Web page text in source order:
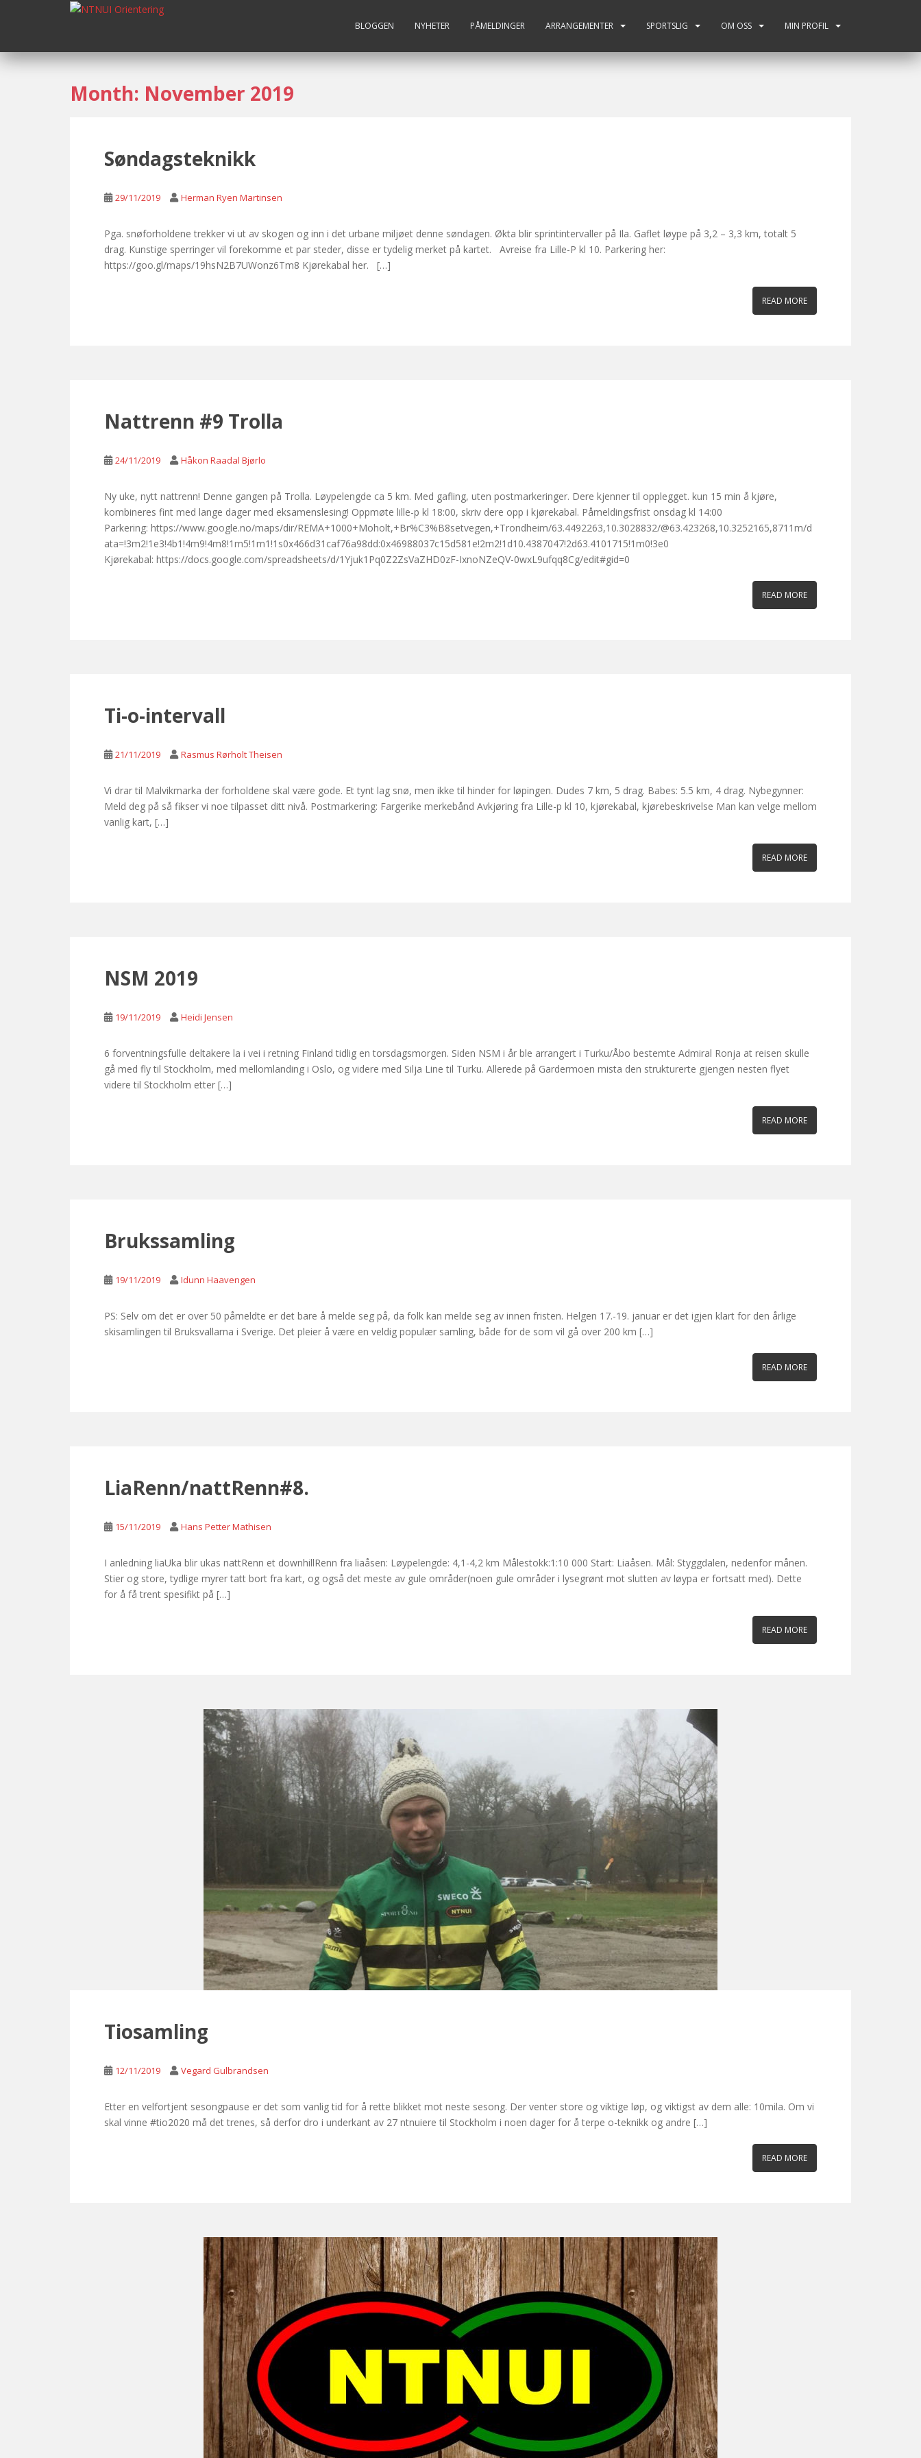
p
BLOGGEN NYHETER PÅMELDINGER ARRANGEMENTER SPORTSLIG OM OSS MIN PROFIL
Month: November 2019
Søndagsteknikk
29/11/2019 Herman Ryen Martinsen
Pga. snøforholdene trekker vi ut av skogen og inn i det urbane miljøet denne søndagen. Økta blir sprintintervaller på Ila. Gaflet løype på 3,2 – 3,3 km, totalt 5
drag. Kunstige sperringer vil forekomme et par steder, disse er tydelig merket på kartet. Avreise fra Lille-P kl 10. Parkering her:
https://goo.gl/maps/19hsN2B7UWonz6Tm8 Kjørekabal her. […]
READ MORE
Nattrenn #9 Trolla
24/11/2019 Håkon Raadal Bjørlo
Ny uke, nytt nattrenn! Denne gangen på Trolla. Løypelengde ca 5 km. Med gafling, uten postmarkeringer. Dere kjenner til opplegget. kun 15 min å kjøre,
kombineres fint med lange dager med eksamenslesing! Oppmøte lille-p kl 18:00, skriv dere opp i kjørekabal. Påmeldingsfrist onsdag kl 14:00
Parkering: https://www.google.no/maps/dir/REMA+1000+Moholt,+Br%C3%B8setvegen,+Trondheim/63.4492263,10.3028832/@63.423268,10.3252165,8711m/d
ata=!3m2!1e3!4b1!4m9!4m8!1m5!1m1!1s0x466d31caf76a98dd:0x46988037c15d581e!2m2!1d10.4387047!2d63.4101715!1m0!3e0
Kjørekabal: https://docs.google.com/spreadsheets/d/1Yjuk1Pq0Z2ZsVaZHD0zF-IxnoNZeQV-0wxL9ufqq8Cg/edit#gid=0
READ MORE
Ti-o-intervall
21/11/2019 Rasmus Rørholt Theisen
Vi drar til Malvikmarka der forholdene skal være gode. Et tynt lag snø, men ikke til hinder for løpingen. Dudes 7 km, 5 drag. Babes: 5.5 km, 4 drag. Nybegynner:
Meld deg på så fikser vi noe tilpasset ditt nivå. Postmarkering: Fargerike merkebånd Avkjøring fra Lille-p kl 10, kjørekabal, kjørebeskrivelse Man kan velge mellom
vanlig kart, […]
READ MORE
NSM 2019
19/11/2019 Heidi Jensen
6 forventningsfulle deltakere la i vei i retning Finland tidlig en torsdagsmorgen. Siden NSM i år ble arrangert i Turku/Åbo bestemte Admiral Ronja at reisen skulle
gå med fly til Stockholm, med mellomlanding i Oslo, og videre med Silja Line til Turku. Allerede på Gardermoen mista den strukturerte gjengen nesten flyet
videre til Stockholm etter […]
READ MORE
Brukssamling
19/11/2019 Idunn Haavengen
PS: Selv om det er over 50 påmeldte er det bare å melde seg på, da folk kan melde seg av innen fristen. Helgen 17.-19. januar er det igjen klart for den årlige
skisamlingen til Bruksvallarna i Sverige. Det pleier å være en veldig populær samling, både for de som vil gå over 200 km […]
READ MORE
LiaRenn/nattRenn#8.
15/11/2019 Hans Petter Mathisen
I anledning liaUka blir ukas nattRenn et downhillRenn fra liaåsen: Løypelengde: 4,1-4,2 km Målestokk:1:10 000 Start: Liaåsen. Mål: Styggdalen, nedenfor månen.
Stier og store, tydlige myrer tatt bort fra kart, og også det meste av gule områder(noen gule områder i lysegrønt mot slutten av løypa er fortsatt med). Dette
for å få trent spesifikt på […]
READ MORE
Tiosamling
12/11/2019 Vegard Gulbrandsen
Etter en velfortjent sesongpause er det som vanlig tid for å rette blikket mot neste sesong. Der venter store og viktige løp, og viktigst av dem alle: 10mila. Om vi
skal vinne #tio2020 må det trenes, så derfor dro i underkant av 27 ntnuiere til Stockholm i noen dager for å terpe o-teknikk og andre […]
READ MORE